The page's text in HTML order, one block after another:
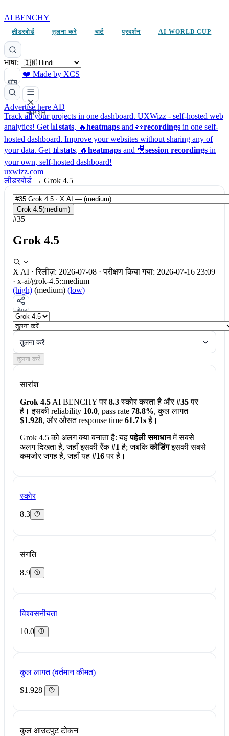
AI BENCHY
लीडरबोर्ड तुलना करें चार्ट प्रदर्शन AI WORLD CUP
भाषा:
थीम
❤️ Made by XCS
नेविगेशन
Advertise here AD
Track all your projects in one dashboard. UXWizz - self-hosted web
analytics! Get 📊 stats, 🔥heatmaps and 👀recordings in one self-
hosted dashboard. Improve your websites without sharing any of
your data. Get 📊 stats, 🔥heatmaps and 🎥session recordings in
your own, self-hosted dashboard!
uxwizz.com
लीडरबोर्ड → Grok 4.5
Grok 4.5(medium)
#35
Grok 4.5
X AI · रिलीज़: 2026-07-08 · परीक्षण किया गया: 2026-07-16 23:09
· x-ai/grok-4.5::medium
(high) (medium) (low)
शेयर
तुलना करें
तुलना करें
सारांश
Grok 4.5AI BENCHY पर8.3स्कोर करता है और#35पर
है। इसकी reliability 10.0, pass rate 78.8%, कुल लागत
$1.928, और औसत response time 61.71sहै।
Grok 4.5 को अलग क्या बनाता है: यहपहेली समाधानमें सबसे
अलग दिखता है, जहाँ इसकी रैंक#1 है; जबकिकोडिंगइसकी सबसे
कमजोर जगह है, जहाँ यह #16पर है।
स्कोर
8.3
संगति
8.9
विश्वसनीयता
10.0
कुल लागत (वर्तमान कीमत)
$1.928
कुल आउटपुट टोकन